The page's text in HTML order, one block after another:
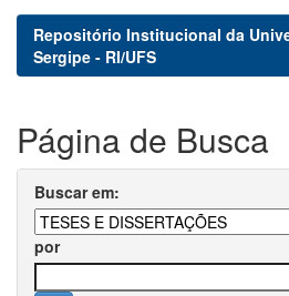
Repositório Institucional da
Sergipe - RI/UFS
Página de Busca
Buscar em:
por